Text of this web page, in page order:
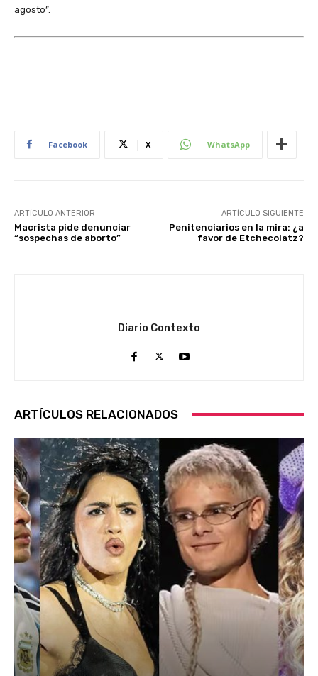
agosto”.
Facebook X WhatsApp
ARTÍCULO ANTERIOR
Macrista pide denunciar
“sospechas de aborto”
ARTÍCULO SIGUIENTE
Penitenciarios en la mira: ¿a
favor de Etchecolatz?
Diario Contexto
ARTÍCULOS RELACIONADOS